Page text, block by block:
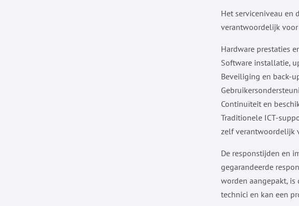
Het serviceniveau en
verantwoordelijk
Hardware prestaties
Software installatie,
Beveiliging en back-
Continuïteit en
Traditionele ICT-
zelf verantwoordelijk
De responstijden en
gegarandeerde
worden aangepakt,
technici en kan een